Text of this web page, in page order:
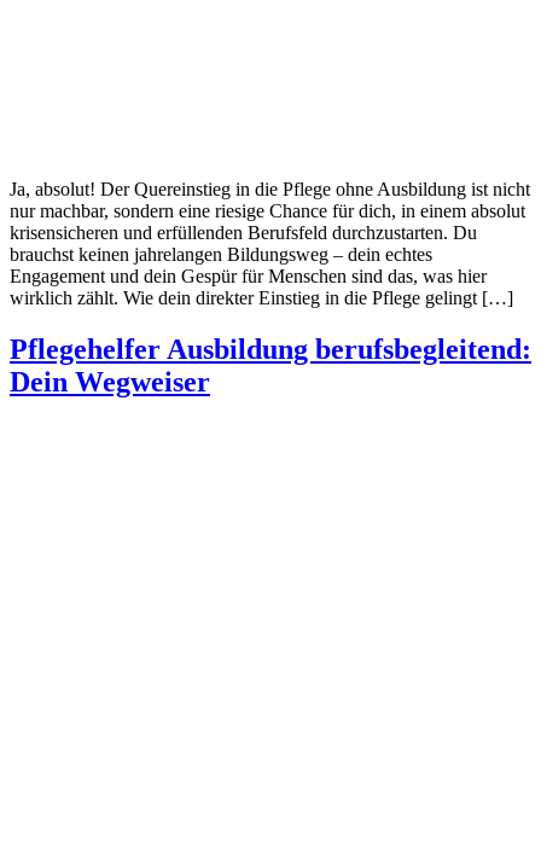
Ja, absolut! Der Quereinstieg in die Pflege ohne Ausbildung ist nicht
nur machbar, sondern eine riesige Chance für dich, in einem absolut
krisensicheren und erfüllenden Berufsfeld durchzustarten. Du
brauchst keinen jahrelangen Bildungsweg – dein echtes
Engagement und dein Gespür für Menschen sind das, was hier
wirklich zählt. Wie dein direkter Einstieg in die Pflege gelingt […]
Pflegehelfer Ausbildung berufsbegleitend:
Dein Wegweiser